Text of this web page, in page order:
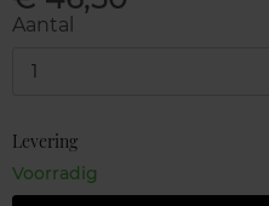
Aantal
1
Levering
Voorradig